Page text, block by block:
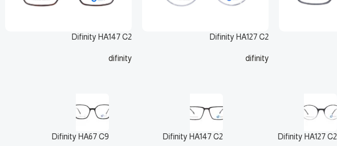
Difinity HA127 C2
difinity
Difinity HA147 C2
difinity
Difinity HA127 C2
Difinity HA147 C2
Difinity HA67 C9